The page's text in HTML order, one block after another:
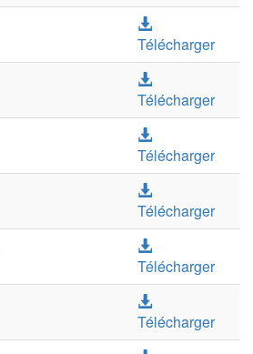
Télécharger
Télécharger
Télécharger
Télécharger
Télécharger
Télécharger